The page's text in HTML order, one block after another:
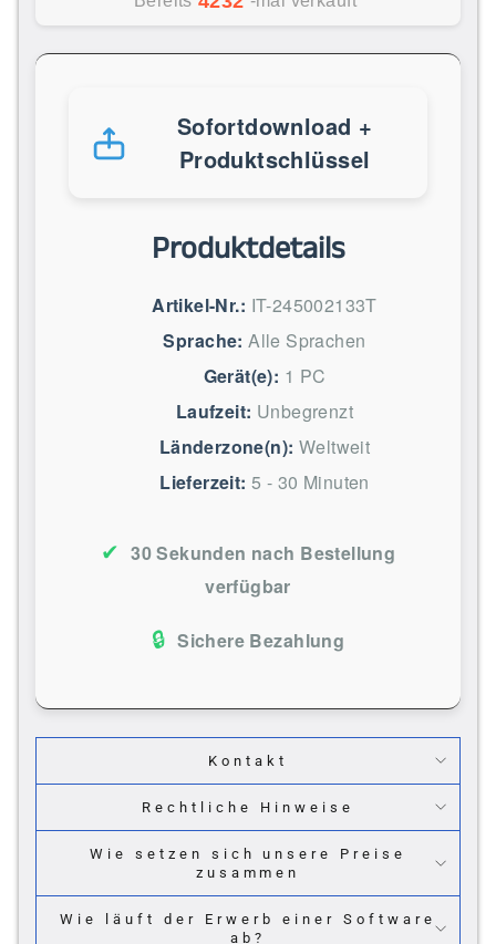
Sofortdownload +
Produktschlüssel
Produktdetails
Artikel-Nr.: IT-245002133T
Sprache: Alle Sprachen
Gerät(e): 1 PC
Laufzeit: Unbegrenzt
Länderzone(n): Weltweit
Lieferzeit: 5 - 30 Minuten
✔ 30 Sekunden nach Bestellung
verfügbar
🔒 Sichere Bezahlung
Kontakt
Rechtliche Hinweise
Wie setzen sich unsere Preise
zusammen
Wie läuft der Erwerb einer Software
ab?